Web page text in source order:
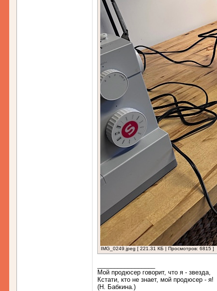
IMG_0249.jpeg [ 221.31 КБ | Просмотров: 6815 ]
Мой продюсер говорит, что я - звезда,
Кстати, кто не знает, мой продюсер - я!
(Н. Бабкина.)